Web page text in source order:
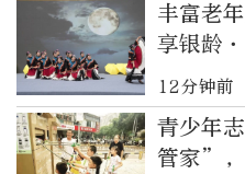
丰富老
享银龄
动
12分钟前
青少年
管家”，